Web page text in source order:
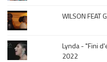
WILSON FEAT
Lynda - "Fini
2022